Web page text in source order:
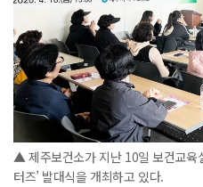
▲ 제주보건소가 지난 10일 보건교육
터즈’ 발대식을 개최하고 있다.